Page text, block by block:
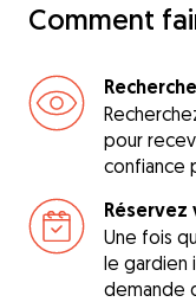
Comment
pour
confiance
Une fois
le gardien
demande